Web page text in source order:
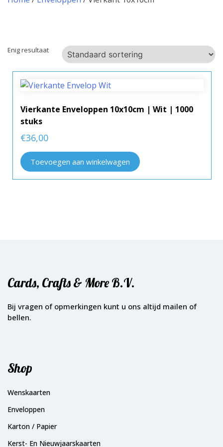
Enig resultaat
Vierkante Enveloppen 10x10cm | Wit | 1000
stuks
€36,00
Toevoegen aan winkelwagen
Cards, Crafts & More B.V.
Bij vragen of opmerkingen kunt u ons altijd mailen of
bellen.
Shop
Wenskaarten
Enveloppen
Karton / Papier
Kerst- En Nieuwjaarskaarten